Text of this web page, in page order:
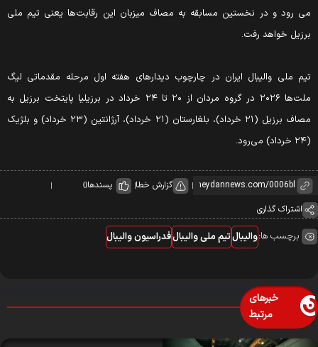
رود و در نخستین مسابقه به مصاف میزبان این رقابت‌ها یعنی تیم ملی
خواهد رفت.
ملی والیبال ایران در چارچوب دیدارهای هفته اول مرحله مقدماتی لیگ
ملت‌ها ۲۰۲۶ در گروه مردان از ۲۰ تا ۲۴ خرداد در برزیلیا پایتخت برزیل به
مصاف برزیل (۲۱ خرداد)، بلغارستان (۲۱ خرداد)، آرژانتین (۲۳ خرداد) و بلژیک
گزارش خطا پسندها0
اشتراک گذاری
برچسب ها:والیبالتیم ملی والیبالفدراسیون والیبال
خبرهای
مرتبط